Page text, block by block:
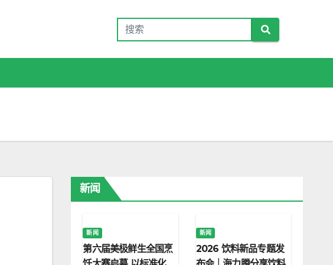
新闻
新闻
第六届美极鲜生全国烹
新闻
2026 饮料新品专题发